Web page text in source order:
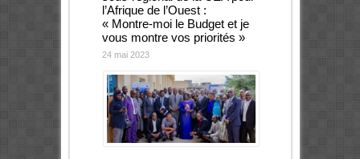
l’Afrique de l’Ouest :
« Montre-moi le Budget et je
vous montre vos priorités »
24 mai 2023